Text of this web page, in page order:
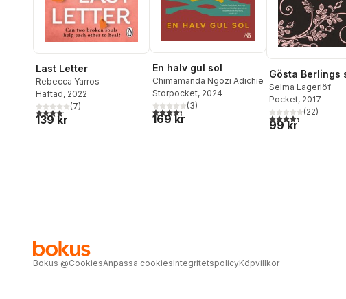
Last Letter
Rebecca Yarros
Häftad, 2022
4,1utav 5 stjärnor. Totalt antal röster:
(7)
139 kr
En halv gul sol
Chimamanda Ngozi Adichie
Storpocket, 2024
4,3utav 5 stjärnor. Totalt antal röster:
(3)
169 kr
Gösta Berlings
Selma Lagerlöf
Pocket, 2017
4,3utav 5 stjärnor.
(22)
99 kr
Bokus @CookiesAnpassa cookiesIntegritetspolicyKöpvillkor